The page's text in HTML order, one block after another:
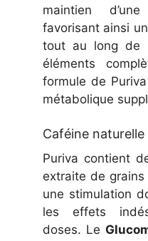
maintien
favorisant ainsi
tout au long de
éléments
formule de
métabolique
Caféine
Puriva contient
extraite de
une stimulation
les effets
doses. Le